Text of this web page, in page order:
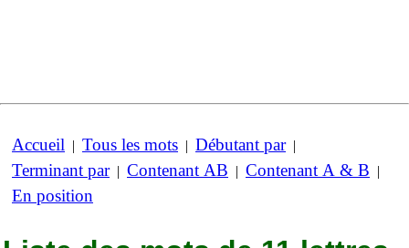
Accueil | Tous les mots | Débutant par|
Terminant par| Contenant AB | Contenant A & B |
En position